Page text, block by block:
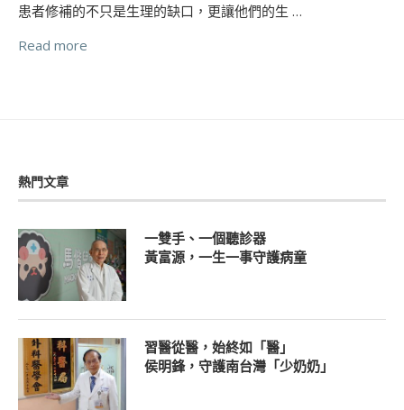
患者修補的不只是生理的缺口，更讓他們的生 …
Read more
熱門文章
一雙手、一個聽診器
黃富源，一生一事守護病童
習醫從醫，始終如「醫」
侯明鋒，守護南台灣「少奶奶」